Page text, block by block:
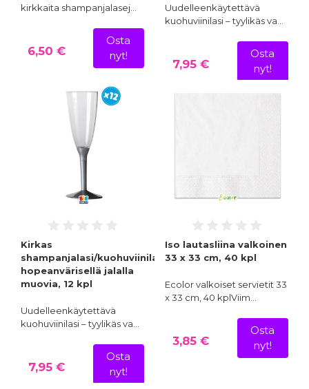
kirkkaita shampanjalasej…
6,50 €
Osta
nyt!
Uudelleenkäytettävä
kuohuviinilasi – tyylikäs va…
7,95 €
Osta
nyt!
Kirkas
shampanjalasi/kuohuviinilasi
hopeanvärisellä jalalla
muovia, 12 kpl
Uudelleenkäytettävä
kuohuviinilasi – tyylikäs va…
7,95 €
Osta
nyt!
Iso lautasliina valkoinen
33 x 33 cm, 40 kpl
Ecolor valkoiset servietit 33
x 33 cm, 40 kplViim…
3,85 €
Osta
nyt!